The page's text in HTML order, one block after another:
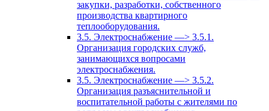
закупки, разработки, собственного
производства квартирного
теплооборудования.
3.5. Электроснабжение —> 3.5.1.
Организация городских служб,
занимающихся вопросами
электроснабжения.
3.5. Электроснабжение —> 3.5.2.
Организация разъяснительной и
воспитательной работы с жителями по